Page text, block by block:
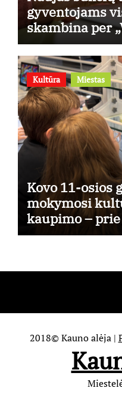
gyventojams
skambina per
Kultūra Miestas
Kovo 11-osios
mokymosi
kaupimo –
taikymo
2018© Kauno alėja |